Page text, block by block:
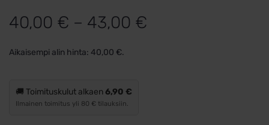
40,00 € – 43,00 €
Aikaisempi alin hinta: 40,00 €.
🚚 Toimituskulut alkaen6,90 €
Ilmainen toimitus yli 80 € tilauksiin.